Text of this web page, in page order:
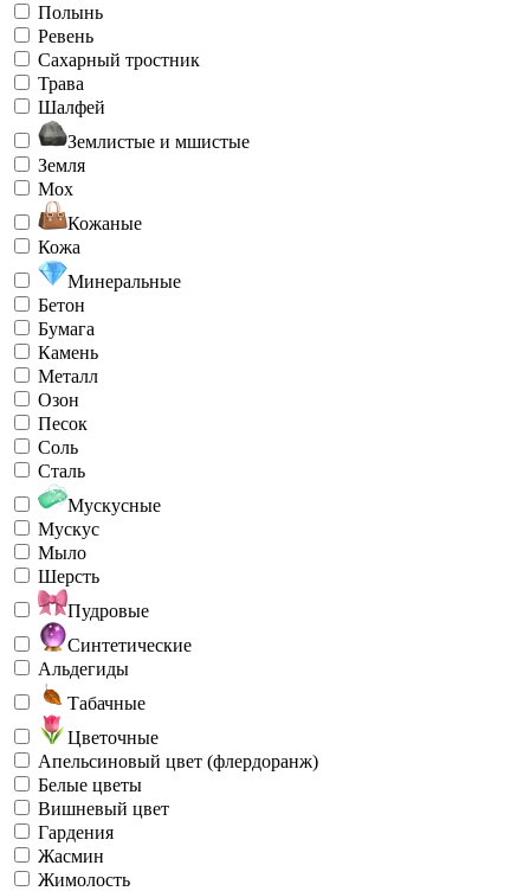
Полынь
Ревень
Сахарный тростник
Трава
Шалфей
Землистые и мшистые
Земля
Мох
Кожаные
Кожа
Минеральные
Бетон
Бумага
Камень
Металл
Озон
Песок
Соль
Сталь
Мускусные
Мускус
Мыло
Шерсть
Пудровые
Синтетические
Альдегиды
Табачные
Цветочные
Апельсиновый цвет (флердоранж)
Белые цветы
Вишневый цвет
Гардения
Жасмин
Жимолость